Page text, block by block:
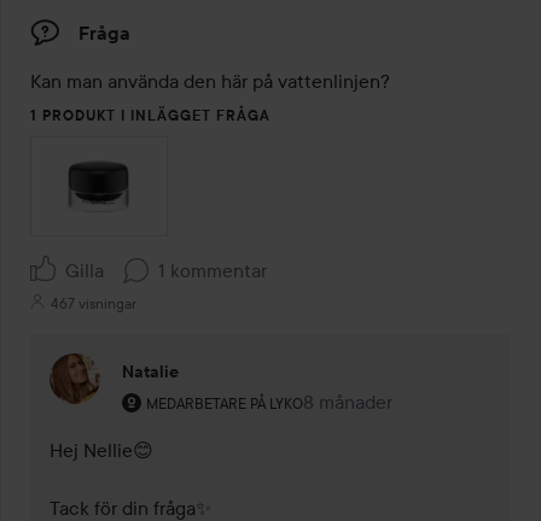
Fråga
Kan man använda den här på vattenlinjen?
1 PRODUKT I INLÄGGET FRÅGA
Gilla 1 kommentar
467 visningar
Natalie
MEDARBETARE PÅ LYKO
Användarens roll: Medarbetare på Lyko.
8 månader
Kommentaren lades 8
Hej Nellie😊
Tack för din fråga✨